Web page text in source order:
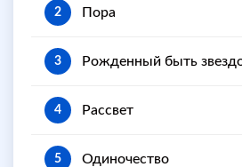
2 Пора
3 Рожденный быть
4 Рассвет
5 Одиночество